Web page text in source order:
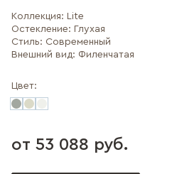
Коллекция: Lite
Остекление: Глухая
Стиль: Современный
Внешний вид: Филенчатая
Цвет:
от 53 088 руб.